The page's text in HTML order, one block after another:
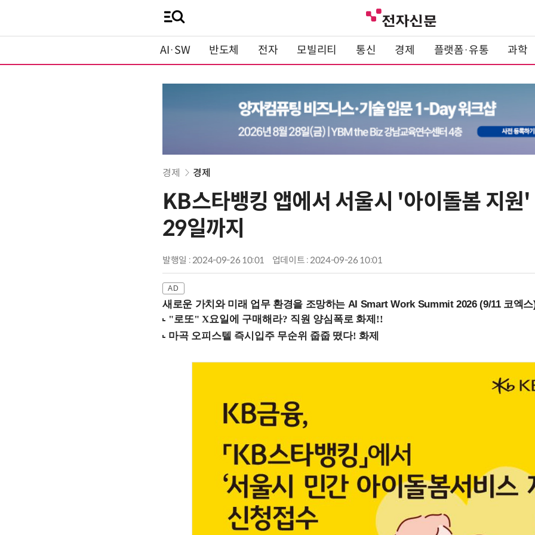
AI·SW 반도체 전자 모빌리티 통신 경제 플랫폼·유통 과학
경제 경제
KB스타뱅킹 앱에서 서울시 '아이돌봄 지
29일까지
발행일 : 2024-09-26 10:01 업데이트 : 2024-09-26 10:01
새로운 가치와 미래 업무 환경을 조망하는 AI Smart Work Summit 2026 (9/11 코엑